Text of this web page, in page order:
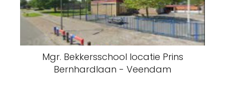
Mgr. Bekkersschool locatie Prins
Bernhardlaan - Veendam